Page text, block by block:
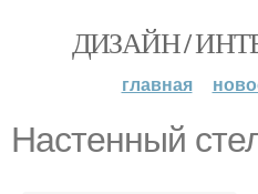
ДИЗАЙН /
главная
Настенный